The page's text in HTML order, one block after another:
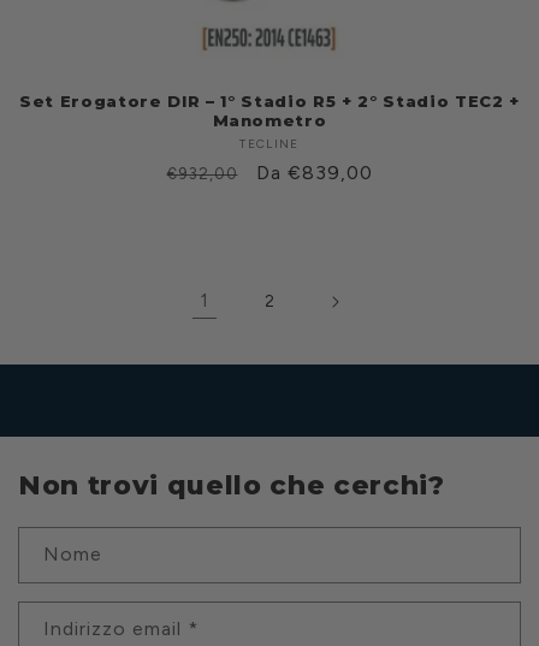
Set Erogatore DIR – 1° Stadio R5 + 2° Stadio TEC2 +
Manometro
Produttore:
TECLINE
Prezzo
€932,00
Prezzo
Da €839,00
1 2
Non trovi quello che cerchi?
Nome
Indirizzo email *